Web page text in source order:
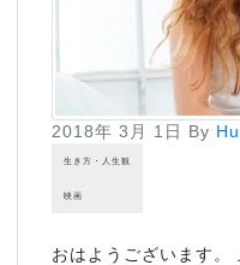
2018年 3月 1日 By
生き方・人生観
映画
おはようございます